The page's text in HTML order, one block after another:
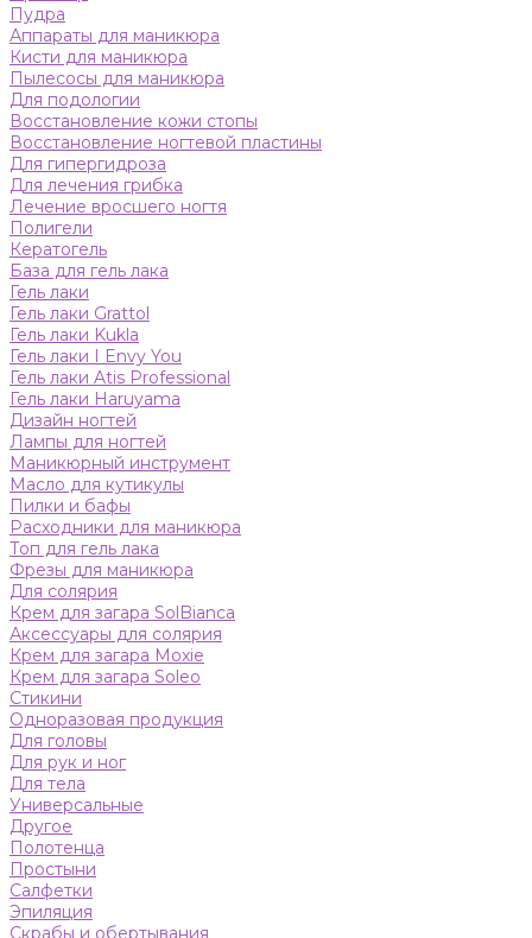
Пудра
Аппараты для маникюра
Кисти для маникюра
Пылесосы для маникюра
Для подологии
Восстановление кожи стопы
Восстановление ногтевой пластины
Для гипергидроза
Для лечения грибка
Лечение вросшего ногтя
Полигели
Кератогель
База для гель лака
Гель лаки
Гель лаки Grattol
Гель лаки Kukla
Гель лаки I Envy You
Гель лаки Atis Professional
Гель лаки Haruyama
Дизайн ногтей
Лампы для ногтей
Маникюрный инструмент
Масло для кутикулы
Пилки и бафы
Расходники для маникюра
Топ для гель лака
Фрезы для маникюра
Для солярия
Крем для загара SolBianca
Аксессуары для солярия
Крем для загара Moxie
Крем для загара Soleo
Стикини
Одноразовая продукция
Для головы
Для рук и ног
Для тела
Универсальные
Другое
Полотенца
Простыни
Салфетки
Эпиляция
Скрабы и обертывания